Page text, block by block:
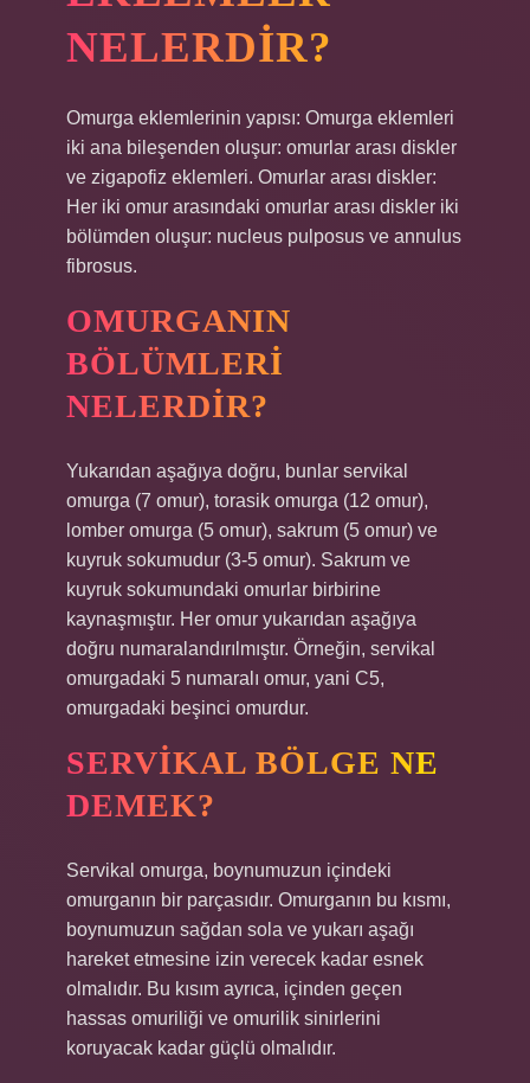
NELERDIR?
Omurga eklemlerinin yapısı: Omurga eklemleri
iki ana bileşenden oluşur: omurlar arası diskler
ve zigapofiz eklemleri. Omurlar arası diskler:
Her iki omur arasındaki omurlar arası diskler iki
bölümden oluşur: nucleus pulposus ve annulus
fibrosus.
OMURGANIN
BÖLÜMLERI
NELERDIR?
Yukarıdan aşağıya doğru, bunlar servikal
omurga (7 omur), torasik omurga (12 omur),
lomber omurga (5 omur), sakrum (5 omur) ve
kuyruk sokumudur (3-5 omur). Sakrum ve
kuyruk sokumundaki omurlar birbirine
kaynaşmıştır. Her omur yukarıdan aşağıya
doğru numaralandırılmıştır. Örneğin, servikal
omurgadaki 5 numaralı omur, yani C5,
omurgadaki beşinci omurdur.
SERVIKAL BÖLGE NE
DEMEK?
Servikal omurga, boynumuzun içindeki
omurganın bir parçasıdır. Omurganın bu kısmı,
boynumuzun sağdan sola ve yukarı aşağı
hareket etmesine izin verecek kadar esnek
olmalıdır. Bu kısım ayrıca, içinden geçen
hassas omuriliği ve omurilik sinirlerini
koruyacak kadar güçlü olmalıdır.